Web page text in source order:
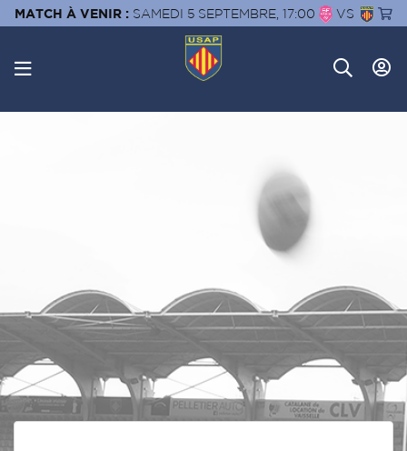
MATCH À VENIR : SAMEDI 5 SEPTEMBRE, 17:00 VS